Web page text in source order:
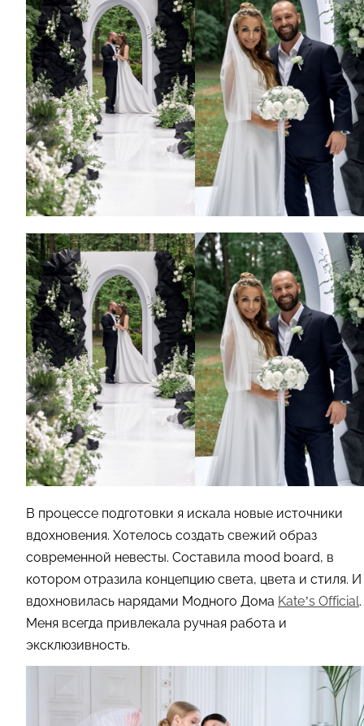
В процессе подготовки я искала новые источники
вдохновения. Хотелось создать свежий образ
современной невесты. Составила mood board, в
котором отразила концепцию света, цвета и стиля. И
вдохновилась нарядами Модного Дома Kate’s Official.
Меня всегда привлекала ручная работа и
эксклюзивность.